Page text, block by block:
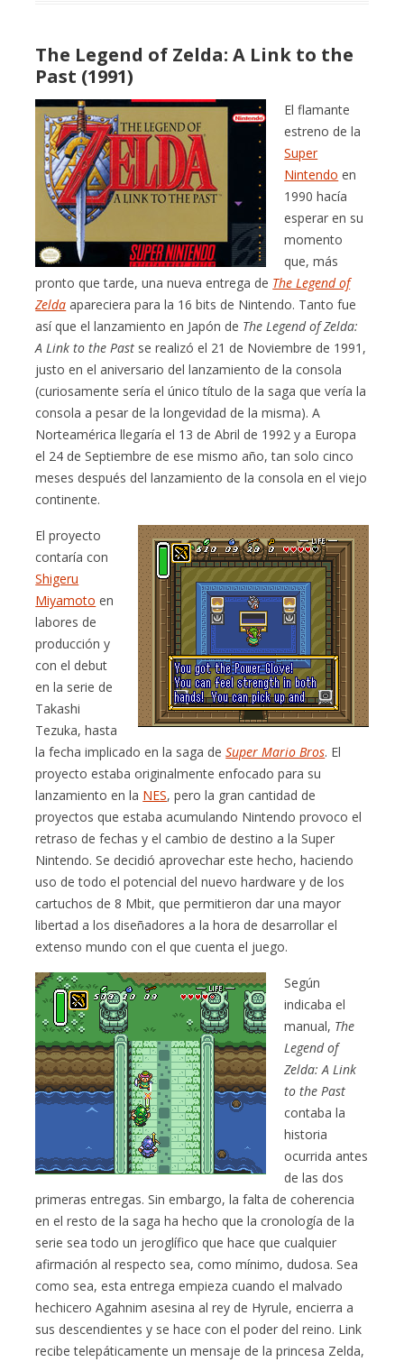
The Legend of Zelda: A Link to the
Past (1991)
El flamante
estreno de la
Super
Nintendo en
1990 hacía
esperar en su
momento
que, más
pronto que tarde, una nueva entrega de The Legend of
Zelda apareciera para la 16 bits de Nintendo. Tanto fue
así que el lanzamiento en Japón de The Legend of Zelda:
A Link to the Past se realizó el 21 de Noviembre de 1991,
justo en el aniversario del lanzamiento de la consola
(curiosamente sería el único título de la saga que vería la
consola a pesar de la longevidad de la misma). A
Norteamérica llegaría el 13 de Abril de 1992 y a Europa
el 24 de Septiembre de ese mismo año, tan solo cinco
meses después del lanzamiento de la consola en el viejo
continente.
El proyecto
contaría con
Shigeru
Miyamoto en
labores de
producción y
con el debut
en la serie de
Takashi
Tezuka, hasta
la fecha implicado en la saga deSuper Mario Bros. El
proyecto estaba originalmente enfocado para su
lanzamiento en la NES, pero la gran cantidad de
proyectos que estaba acumulando Nintendo provoco el
retraso de fechas y el cambio de destino a la Super
Nintendo. Se decidió aprovechar este hecho, haciendo
uso de todo el potencial del nuevo hardware y de los
cartuchos de 8 Mbit, que permitieron dar una mayor
libertad a los diseñadores a la hora de desarrollar el
extenso mundo con el que cuenta el juego.
Según
indicaba el
manual, The
Legend of
Zelda: A Link
to the Past
contaba la
historia
ocurrida antes
de las dos
primeras entregas. Sin embargo, la falta de coherencia
en el resto de la saga ha hecho que la cronología de la
serie sea todo un jeroglífico que hace que cualquier
afirmación al respecto sea, como mínimo, dudosa. Sea
como sea, esta entrega empieza cuando el malvado
hechicero Agahnim asesina al rey de Hyrule, encierra a
sus descendientes y se hace con el poder del reino. Link
recibe telepáticamente un mensaje de la princesa Zelda,